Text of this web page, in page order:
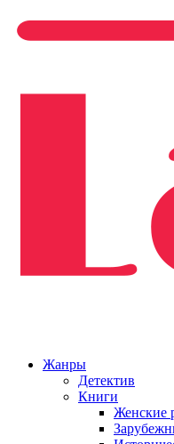
Жанры
Детектив
Книги
Женские